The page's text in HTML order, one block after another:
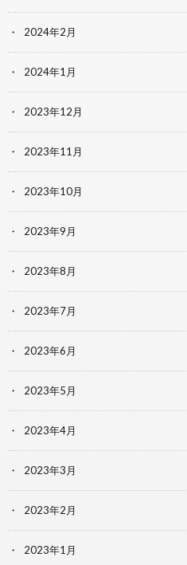
2024年2月
2024年1月
2023年12月
2023年11月
2023年10月
2023年9月
2023年8月
2023年7月
2023年6月
2023年5月
2023年4月
2023年3月
2023年2月
2023年1月